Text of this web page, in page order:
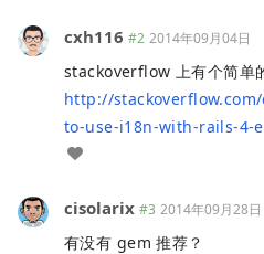
cxh116 #2 2014年09月04日
stackoverflow 上有个简单
http://
to-use-i18n-with-rails-4-
cisolarix #3 2014年09月28日
有没有 gem 推荐？